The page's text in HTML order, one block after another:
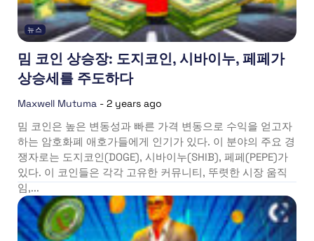
뉴스
밈 코인 상승장: 도지코인, 시바이누, 페페가
상승세를 주도하다
Maxwell Mutuma - 2 years ago
밈 코인은 높은 변동성과 빠른 가격 변동으로 수익을 얻고자
하는 암호화폐 애호가들에게 인기가 있다. 이 분야의 주요 경
쟁자로는 도지코인(DOGE), 시바이누(SHIB), 페페(PEPE)가
있다. 이 코인들은 각각 고유한 커뮤니티, 뚜렷한 시장 움직
임,...